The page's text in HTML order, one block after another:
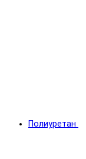
Полиуретан